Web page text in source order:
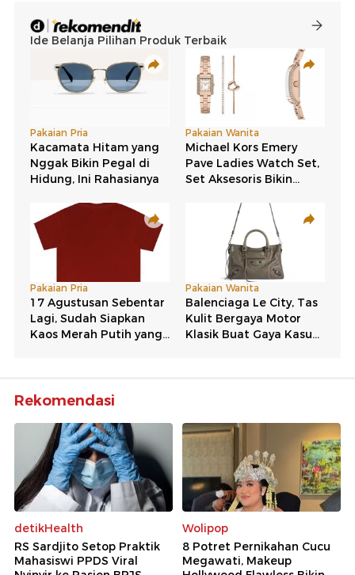
Rekomendasi
detikHealth
RS Sardjito Setop Praktik
Mahasiswi PPDS Viral
Wolipop
8 Potret Pernikahan Cucu
Megawati, Makeup